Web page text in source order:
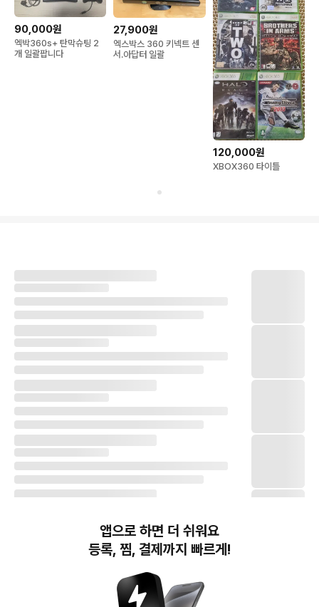
90,000원
엑박360s+ 탄막슈팅 2
개 일괄팝니다
27,900원
엑스박스 360 키넥트 센
서.아답터 일괄
120,000원
XBOX360 타이틀
앱으로 하면 더 쉬워요
등록, 찜, 결제까지 빠르게!